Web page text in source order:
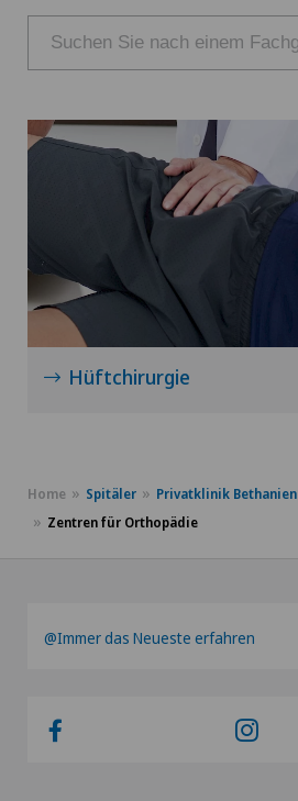
Hüftchirurgie
Home Spitäler Privatklinik Bethanien
Zentren für Orthopädie
@Immer das Neueste erfahren